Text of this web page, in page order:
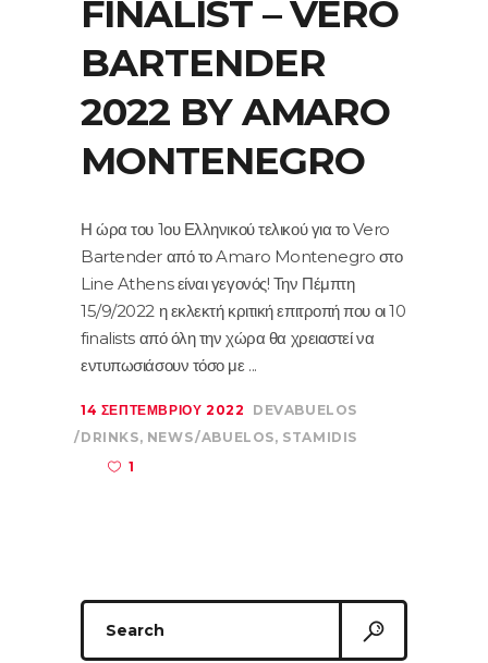
FINALIST – VERO
BARTENDER
2022 BY AMARO
MONTENEGRO
Η ώρα του 1ου Ελληνικού τελικού για το Vero
Bartender από το Amaro Montenegro στο
Line Athens είναι γεγονός! Την Πέμπτη
15/9/2022 η εκλεκτή κριτική επιτροπή που οι 10
finalists από όλη την χώρα θα χρειαστεί να
εντυπωσιάσουν τόσο με
14 ΣΕΠΤΕΜΒΡΊΟΥ 2022
DEVABUELOS
DRINKS, NEWS ABUELOS, STAMIDIS
1
Search